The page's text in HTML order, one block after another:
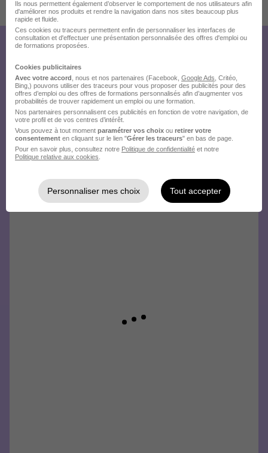
a220268d27af_21000
Créez votre compte
Hellowork et postulez
sur le site du recruteur !
Ils nous permettent également d’observer le comportement de nos utilisateurs afin
d'améliorer nos produits et rendre la navigation dans nos sites beaucoup plus
rapide et fluide.
Ces cookies ou traceurs permettent enfin de personnaliser les interfaces de
consultation et d'effectuer une présentation personnalisée des offres d'emploi ou
de formations proposées.
Cookies publicitaires
Avec votre accord , nous et nos partenaires (Facebook, Google Ads , Critéo,
Bing,) pouvons utiliser des traceurs pour vous proposer des publicités pour des
offres d’emploi ou des offres de formations personnalisés afin d’augmenter vos
probabilités de trouver rapidement un emploi ou une formation.
Nos partenaires personnalisent ces publicités en fonction de votre navigation, de
votre profil et de vos centres d’intérêt.
Vous pouvez à tout moment paramétrer vos choix ou retirer votre
consentement en cliquant sur le lien "Gérer les traceurs" en bas de page.
Pour en savoir plus, consultez notre Politique de confidentialité et notre
Politique relative aux cookies
Personnaliser mes choix Tout accepter